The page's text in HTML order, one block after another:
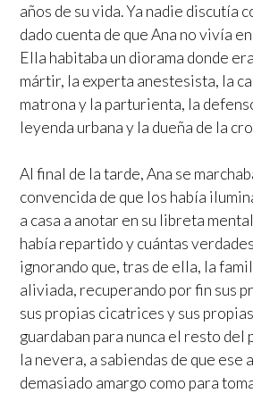
años de su vida. Ya nadie discutía
dado cuenta de que Ana no vivía
Ella habitaba un diorama donde
mártir, la experta anestesista, la
matrona y la parturienta, la
leyenda urbana y la dueña de la
Al final de la tarde, Ana se
convencida de que los había
a casa a anotar en su libreta
había repartido y cuántas
ignorando que, tras de ella, la
aliviada, recuperando por fin sus
sus propias cicatrices y sus
guardaban para nunca el resto del
la nevera, a sabiendas de que ese
demasiado amargo como para